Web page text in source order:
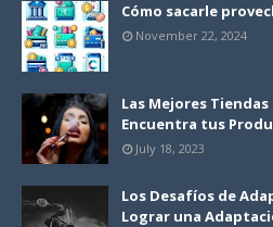
Cómo sacarle
November 22, 2024
Las Mejores
Encuentra tus
July 18, 2023
Los Desafíos de
Lograr una